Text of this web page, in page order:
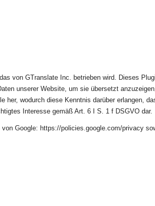
von GTranslate Inc. betrieben wird. Dieses
unserer Website, um sie übersetzt
wodurch diese Kenntnis darüber erlangen,
Interesse gemäß Art. 6 I S. 1 f DSGVO dar.
Google: https://policies.google.com/privacy